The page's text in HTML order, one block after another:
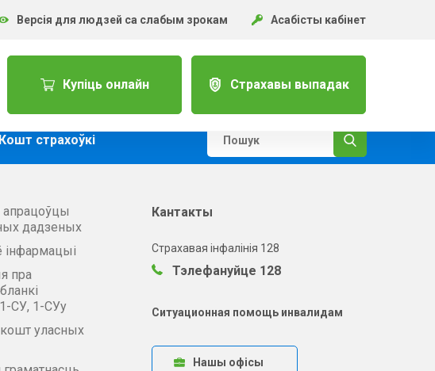
Версія для людзей са слабым зрокам Асабісты кабінет
Купіць онлайн Страхавы выпадак
Кошт страхоўкi
апрацоўцы
дадзеных
пра
СУ, 1-СУу
уласных
Кантакты
Страхавая інфалінія 128
Тэлефануйце 128
Ситуационная помощь инвалидам
Нашы офісы